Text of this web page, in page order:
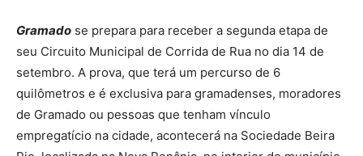
Gramado se prepara para receber a segunda etapa de
seu Circuito Municipal de Corrida de Rua no dia 14 de
setembro. A prova, que terá um percurso de 6
quilômetros e é exclusiva para gramadenses, moradores
de Gramado ou pessoas que tenham vínculo
empregatício na cidade, acontecerá na Sociedade Beira